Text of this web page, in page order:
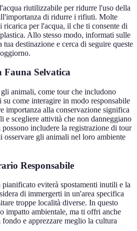
riutilizzabile per ridurre l'uso della
di ridurre i rifiuti. Molte
per l'acqua, il che ti consente di
Allo stesso modo, informati sulle
destinazione e cerca di seguire queste
Fauna Selvatica
animali, come tour che includono
come interagire in modo responsabile
importanza alla conservazione significa
e scegliere attività che non danneggiano
includere la registrazione di tour
gli animali nel loro ambiente
Responsabile
pianificato eviterà spostamenti inutili e la
di immergerti in un'area specifica
troppe località diverse. In questo
impatto ambientale, ma ti offri anche
e apprezzare meglio la cultura